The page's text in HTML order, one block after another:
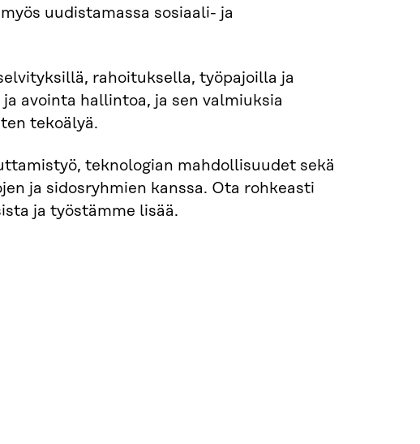
uudistamassa sosiaali- ja
rahoituksella, työpajoilla ja
avointa hallintoa, ja sen valmiuksia
tekoälyä.
teknologian mahdollisuudet sekä
ja sidosryhmien kanssa. Ota rohkeasti
ja työstämme lisää.